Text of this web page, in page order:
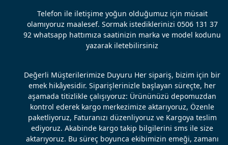
Telefon ile iletişime yoğun olduğumuz için müsait
olamıyoruz maalesef. Sormak istediklerinizi 0506 131 37
92 whatsapp hattımıza saatinizin marka ve model kodunu
yazarak iletebilirsiniz
Değerli Müşterilerimize Duyuru Her sipariş, bizim için bir
emek hikâyesidir. Siparişlerinizle başlayan süreçte, her
aşamada titizlikle çalışıyoruz: Ürününüzü depomuzdan
kontrol ederek kargo merkezimize aktarıyoruz, Özenle
paketliyoruz, Faturanızı düzenliyoruz ve Kargoya teslim
ediyoruz. Akabinde kargo takip bilgilerini sms ile size
aktarıyoruz. Bu süreç boyunca ekibimizin emeği, zamanı